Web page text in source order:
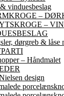
vinduesbeslag
–
–
dørgreb & låse
– Håndmalet
design